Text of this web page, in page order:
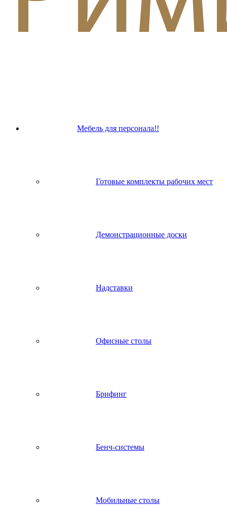
Мебель для персонала!!
Готовые комплекты рабочих мест
Демонстрационные доски
Надставки
Офисные столы
Брифинг
Бенч-системы
Мобильные столы